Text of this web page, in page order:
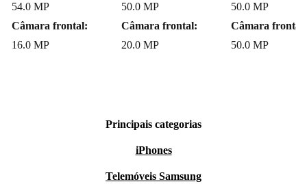
54.0 MP
Câmara frontal:
16.0 MP
50.0 MP
Câmara frontal:
20.0 MP
50.0 MP
Câmara frontal:
50.0 MP
Principais categorias
iPhones
Telemóveis Samsung